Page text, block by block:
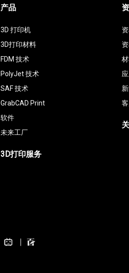
产品
3D 打印机
3D打印材料
FDM 技术
PolyJet 技术
SAF 技术
GrabCAD Print
软件
未来工厂
3D打印服务